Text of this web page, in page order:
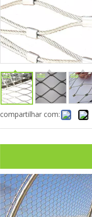
compartilhar com: